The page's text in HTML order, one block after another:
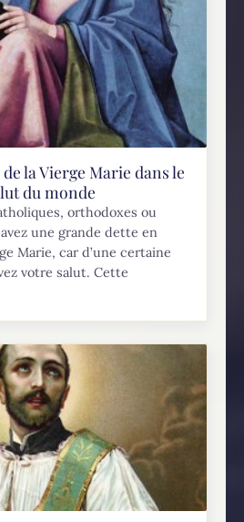
la Vierge Marie dans le
du monde
orthodoxes ou
une grande dette en
Marie, car d’une certaine
votre salut. Cette